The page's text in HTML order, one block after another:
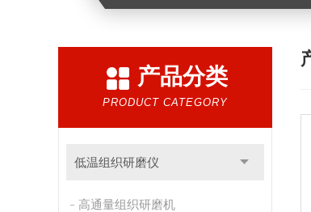
产品分类
PRODUCT CATEGORY
低温组织研磨仪
高通量组织研磨机